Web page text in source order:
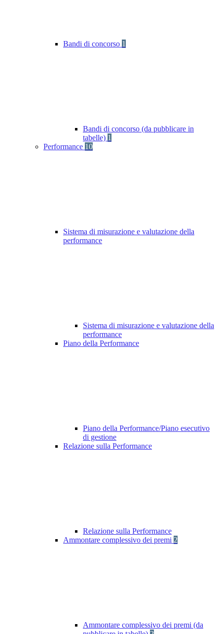
Bandi di concorso 1
Bandi di concorso (da pubblicare in
tabelle) 1
Performance 10
Sistema di misurazione e valutazione della
performance
Sistema di misurazione e valutazione della
performance
Piano della Performance
Piano della Performance/Piano esecutivo
di gestione
Relazione sulla Performance
Relazione sulla Performance
Ammontare complessivo dei premi 2
Ammontare complessivo dei premi (da